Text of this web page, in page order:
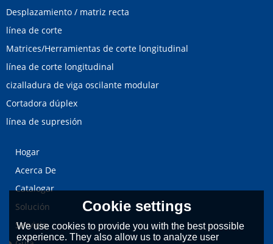
Desplazamiento / matriz recta
línea de corte
Matrices/Herramientas de corte longitudinal
línea de corte longitudinal
cizalladura de viga oscilante modular
Cortadora dúplex
línea de supresión
Hogar
Acerca De
Catalogar
Solución
Servicio
Cookie settings
We use cookies to provide you with the best possible
experience. They also allow us to analyze user